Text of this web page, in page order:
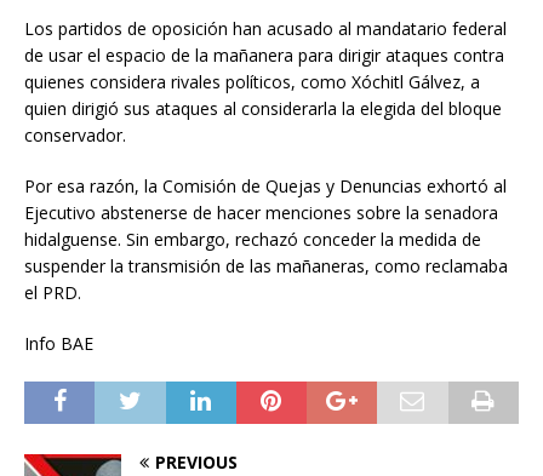
Los partidos de oposición han acusado al mandatario federal
de usar el espacio de la mañanera para dirigir ataques contra
quienes considera rivales políticos, como Xóchitl Gálvez, a
quien dirigió sus ataques al considerarla la elegida del bloque
conservador.
Por esa razón, la Comisión de Quejas y Denuncias exhortó al
Ejecutivo abstenerse de hacer menciones sobre la senadora
hidalguense. Sin embargo, rechazó conceder la medida de
suspender la transmisión de las mañaneras, como reclamaba
el PRD.
Info BAE
PREVIOUS